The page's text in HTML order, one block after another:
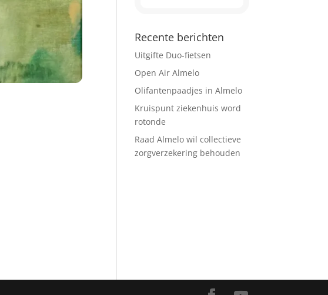
Recente berichten
Uitgifte Duo-fietsen
Open Air Almelo
Olifantenpaadjes in Almelo
Kruispunt ziekenhuis word
rotonde
Raad Almelo wil collectieve
zorgverzekering behouden